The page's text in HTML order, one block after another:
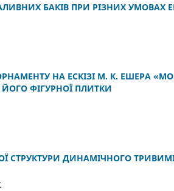
БАКІВ ПРИ РІЗНИХ УМОВАХ
НА ЕСКІЗІ М. К. ЕШЕРА
ФІГУРНОЇ ПЛИТКИ
СТРУКТУРИ ДИНАМІЧНОГО